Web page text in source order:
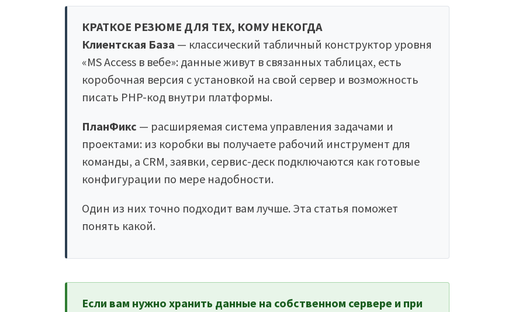
КРАТКОЕ РЕЗЮМЕ ДЛЯ ТЕХ, КОМУ НЕКОГДА
Клиентская База — классический табличный конструктор уровня
«MS Access в вебе»: данные живут в связанных таблицах, есть
коробочная версия с установкой на свой сервер и возможность
писать PHP-код внутри платформы.
ПланФикс — расширяемая система управления задачами и
проектами: из коробки вы получаете рабочий инструмент для
команды, а CRM, заявки, сервис-деск подключаются как готовые
конфигурации по мере надобности.
Один из них точно подходит вам лучше. Эта статья поможет
понять какой.
Если вам нужно хранить данные на собственном сервере и при